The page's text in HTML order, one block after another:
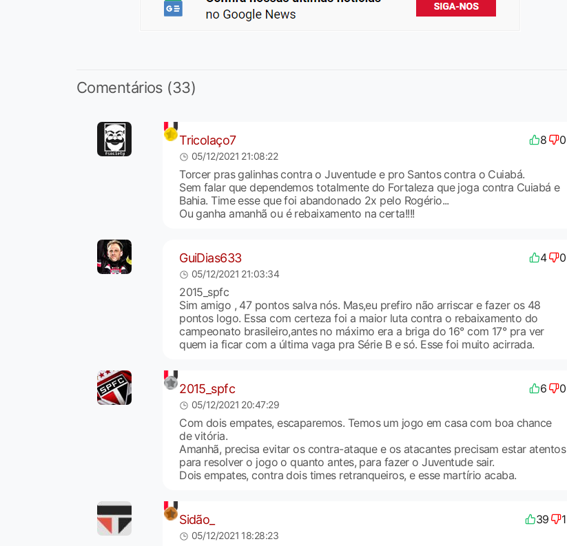
Comentários (33)
Tricolaço7 8 0
05/12/2021 21:08:22
Torcer pras galinhas contra o Juventude e pro Santos contra o Cuiabá.
Sem falar que dependemos totalmente do Fortaleza que joga contra Cuiabá e
Bahia. Time esse que foi abandonado 2x pelo Rogério...
Ou ganha amanhã ou é rebaixamento na certa!!!!
GuiDias633 4 0
05/12/2021 21:03:34
2015_spfc
Sim amigo , 47 pontos salva nós. Mas,eu prefiro não arriscar e fazer os 48
pontos logo. Essa com certeza foi a maior luta contra o rebaixamento do
campeonato brasileiro,antes no máximo era a briga do 16° com 17° pra ver
quem ia ficar com a última vaga pra Série B e só. Esse foi muito acirrada.
2015_spfc 6 0
05/12/2021 20:47:29
Com dois empates, escaparemos. Temos um jogo em casa com boa chance
de vitória.
Amanhã, precisa evitar os contra-ataque e os atacantes precisam estar atentos
para resolver o jogo o quanto antes, para fazer o Juventude sair.
Dois empates, contra dois times retranqueiros, e esse martírio acaba.
Sidão_ 39 1
05/12/2021 18:28:23